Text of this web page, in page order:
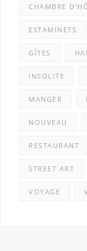
CHAMBRE
ESTAMINETS
GÎTES
INSOLITE
MANGER
NOUVEAU
RESTAURANT
STREET ART
VOYAGE